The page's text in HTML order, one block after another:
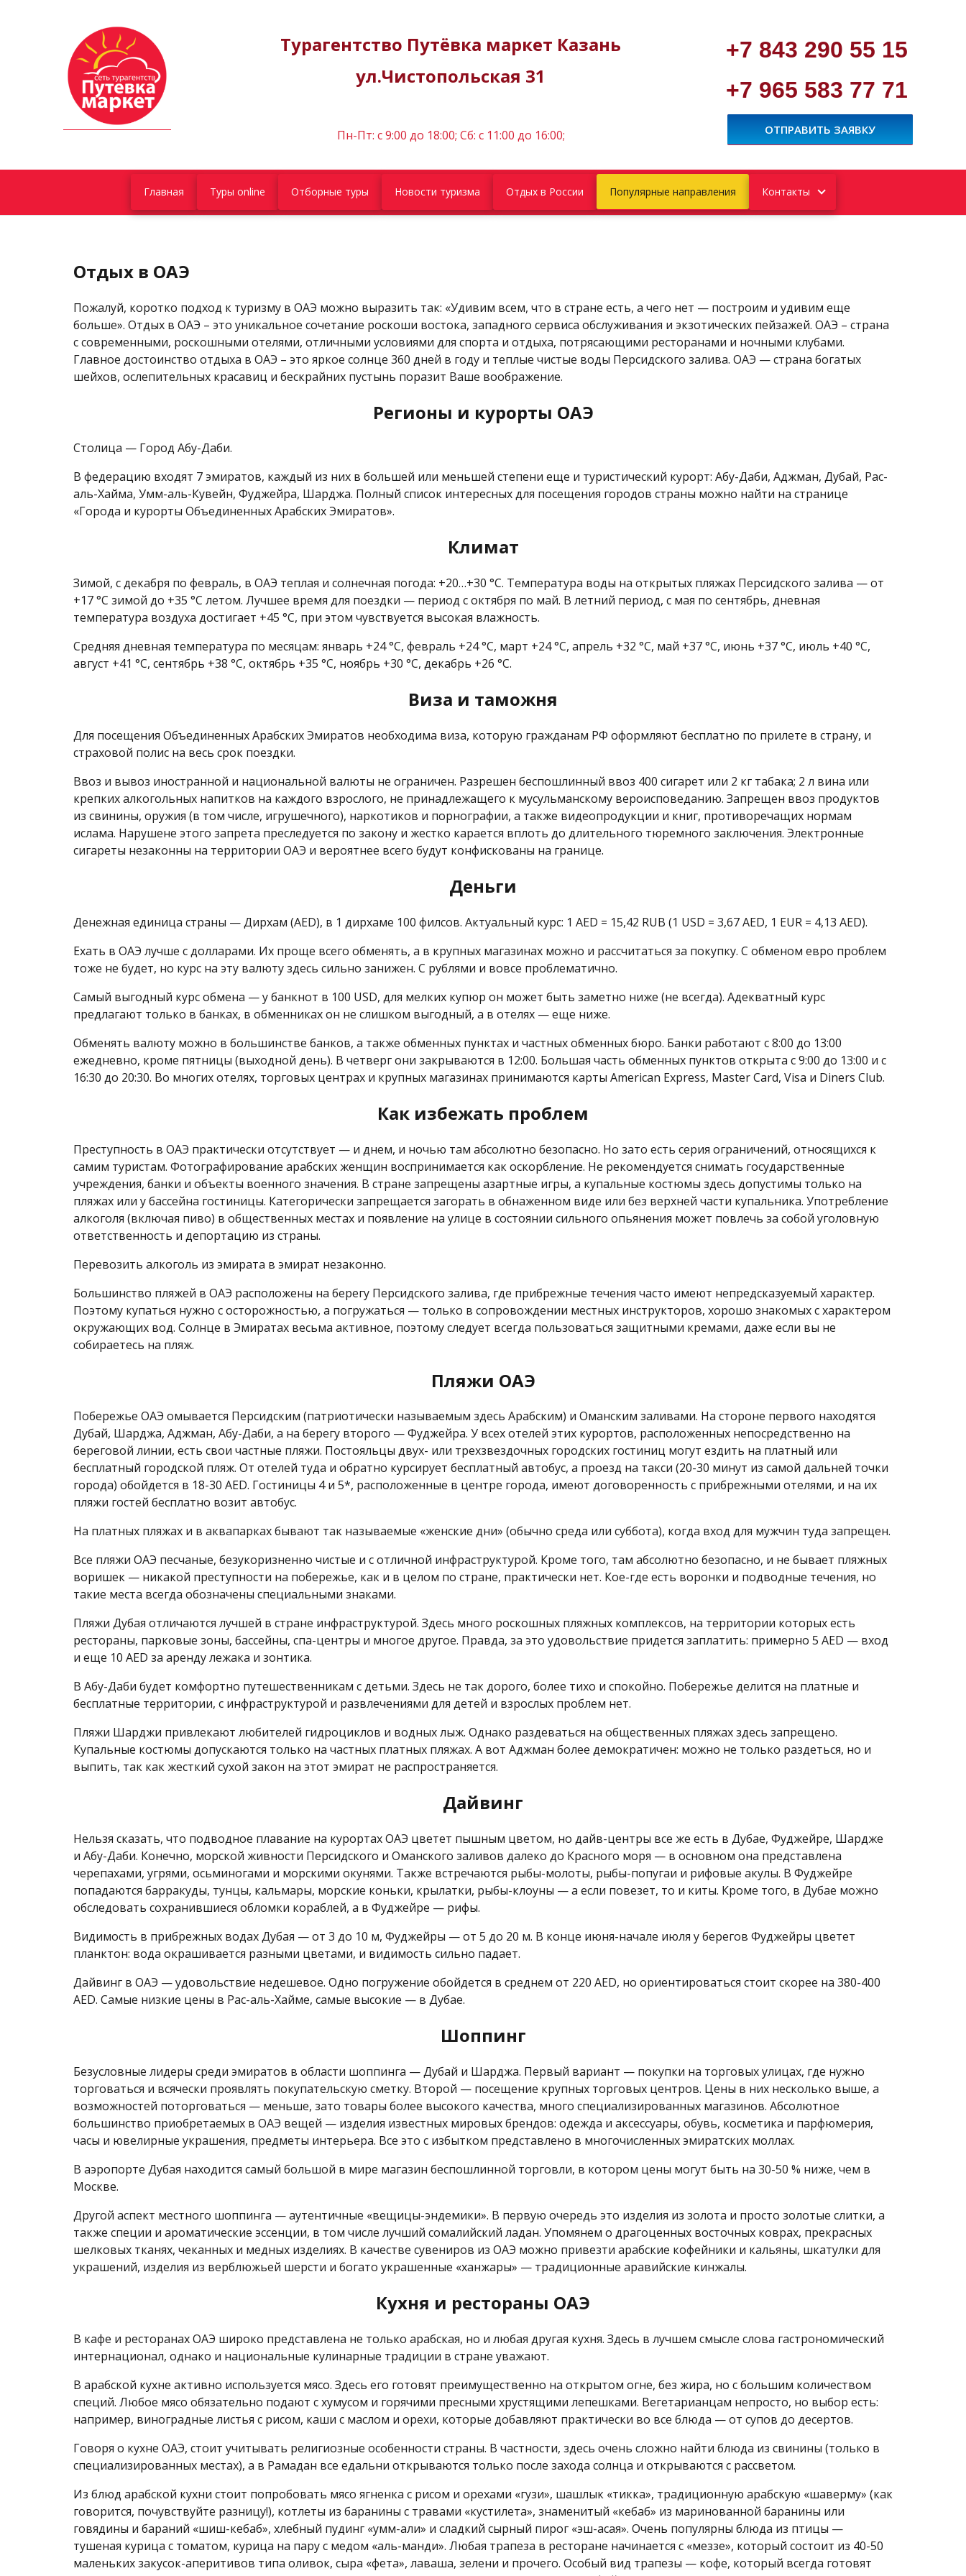
Турагентство Путёвка маркет Казань
ул.Чистопольская 31
Пн-Пт: c 9:00 до 18:00; Сб: с 11:00 до 16:00;
+7 843 290 55 15
+7 965 583 77 71
ОТПРАВИТЬ ЗАЯВКУ
Главная Туры online Отборные туры Новости туризма Отдых в России Популярные направления Контакты
Отдых в ОАЭ
Пожалуй, коротко подход к туризму в ОАЭ можно выразить так: «Удивим всем, что в стране есть, а чего нет — построим и удивим еще
больше». Отдых в ОАЭ – это уникальное сочетание роскоши востока, западного сервиса обслуживания и экзотических пейзажей. ОАЭ – страна
с современными, роскошными отелями, отличными условиями для спорта и отдыха, потрясающими ресторанами и ночными клубами.
Главное достоинство отдыха в ОАЭ – это яркое солнце 360 дней в году и теплые чистые воды Персидского залива. ОАЭ — страна богатых
шейхов, ослепительных красавиц и бескрайних пустынь поразит Ваше воображение.
Регионы и курорты ОАЭ
Столица — Город Абу-Даби.
В федерацию входят 7 эмиратов, каждый из них в большей или меньшей степени еще и туристический курорт: Абу-Даби, Аджман, Дубай, Рас-
аль-Хайма, Умм-аль-Кувейн, Фуджейра, Шарджа. Полный список интересных для посещения городов страны можно найти на странице
«Города и курорты Объединенных Арабских Эмиратов».
Климат
Зимой, с декабря по февраль, в ОАЭ теплая и солнечная погода: +20…+30 °C. Температура воды на открытых пляжах Персидского залива — от
+17 °C зимой до +35 °C летом. Лучшее время для поездки — период с октября по май. В летний период, с мая по сентябрь, дневная
температура воздуха достигает +45 °C, при этом чувствуется высокая влажность.
Средняя дневная температура по месяцам: январь +24 °C, февраль +24 °C, март +24 °C, апрель +32 °C, май +37 °C, июнь +37 °C, июль +40 °C,
август +41 °C, сентябрь +38 °C, октябрь +35 °C, ноябрь +30 °C, декабрь +26 °C.
Виза и таможня
Для посещения Объединенных Арабских Эмиратов необходима виза, которую гражданам РФ оформляют бесплатно по прилете в страну, и
страховой полис на весь срок поездки.
Ввоз и вывоз иностранной и национальной валюты не ограничен. Разрешен беспошлинный ввоз 400 сигарет или 2 кг табака; 2 л вина или
крепких алкогольных напитков на каждого взрослого, не принадлежащего к мусульманскому вероисповеданию. Запрещен ввоз продуктов
из свинины, оружия (в том числе, игрушечного), наркотиков и порнографии, а также видеопродукции и книг, противоречащих нормам
ислама. Нарушене этого запрета преследуется по закону и жестко карается вплоть до длительного тюремного заключения. Электронные
сигареты незаконны на территории ОАЭ и вероятнее всего будут конфискованы на границе.
Деньги
Денежная единица страны — Дирхам (AED), в 1 дирхаме 100 филсов. Актуальный курс: 1 AED = 15,42 RUB (1 USD = 3,67 AED, 1 EUR = 4,13 AED).
Ехать в ОАЭ лучше с долларами. Их проще всего обменять, а в крупных магазинах можно и рассчитаться за покупку. С обменом евро проблем
тоже не будет, но курс на эту валюту здесь сильно занижен. С рублями и вовсе проблематично.
Самый выгодный курс обмена — у банкнот в 100 USD, для мелких купюр он может быть заметно ниже (не всегда). Адекватный курс
предлагают только в банках, в обменниках он не слишком выгодный, а в отелях — еще ниже.
Обменять валюту можно в большинстве банков, а также обменных пунктах и частных обменных бюро. Банки работают с 8:00 до 13:00
ежедневно, кроме пятницы (выходной день). В четверг они закрываются в 12:00. Большая часть обменных пунктов открыта с 9:00 до 13:00 и с
16:30 до 20:30. Во многих отелях, торговых центрах и крупных магазинах принимаются карты American Express, Master Сard, Visa и Diners Club.
Как избежать проблем
Преступность в ОАЭ практически отсутствует — и днем, и ночью там абсолютно безопасно. Но зато есть серия ограничений, относящихся к
самим туристам. Фотографирование арабских женщин воспринимается как оскорбление. Не рекомендуется снимать государственные
учреждения, банки и объекты военного значения. В стране запрещены азартные игры, а купальные костюмы здесь допустимы только на
пляжах или у бассейна гостиницы. Категорически запрещается загорать в обнаженном виде или без верхней части купальника. Употребление
алкоголя (включая пиво) в общественных местах и появление на улице в состоянии сильного опьянения может повлечь за собой уголовную
ответственность и депортацию из страны.
Перевозить алкоголь из эмирата в эмират незаконно.
Большинство пляжей в ОАЭ расположены на берегу Персидского залива, где прибрежные течения часто имеют непредсказуемый характер.
Поэтому купаться нужно с осторожностью, а погружаться — только в сопровождении местных инструкторов, хорошо знакомых с характером
окружающих вод. Солнце в Эмиратах весьма активное, поэтому следует всегда пользоваться защитными кремами, даже если вы не
собираетесь на пляж.
Пляжи ОАЭ
Побережье ОАЭ омывается Персидским (патриотически называемым здесь Арабским) и Оманским заливами. На стороне первого находятся
Дубай, Шарджа, Аджман, Абу-Даби, а на берегу второго — Фуджейра. У всех отелей этих курортов, расположенных непосредственно на
береговой линии, есть свои частные пляжи. Постояльцы двух- или трехзвездочных городских гостиниц могут ездить на платный или
бесплатный городской пляж. От отелей туда и обратно курсирует бесплатный автобус, а проезд на такси (20-30 минут из самой дальней точки
города) обойдется в 18-30 AED. Гостиницы 4 и 5*, расположенные в центре города, имеют договоренность с прибрежными отелями, и на их
пляжи гостей бесплатно возит автобус.
На платных пляжах и в аквапарках бывают так называемые «женские дни» (обычно среда или суббота), когда вход для мужчин туда запрещен.
Все пляжи ОАЭ песчаные, безукоризненно чистые и с отличной инфраструктурой. Кроме того, там абсолютно безопасно, и не бывает пляжных
воришек — никакой преступности на побережье, как и в целом по стране, практически нет. Кое-где есть воронки и подводные течения, но
такие места всегда обозначены специальными знаками.
Пляжи Дубая отличаются лучшей в стране инфраструктурой. Здесь много роскошных пляжных комплексов, на территории которых есть
рестораны, парковые зоны, бассейны, спа-центры и многое другое. Правда, за это удовольствие придется заплатить: примерно 5 AED — вход
и еще 10 AED за аренду лежака и зонтика.
В Абу-Даби будет комфортно путешественникам с детьми. Здесь не так дорого, более тихо и спокойно. Побережье делится на платные и
бесплатные территории, с инфраструктурой и развлечениями для детей и взрослых проблем нет.
Пляжи Шарджи привлекают любителей гидроциклов и водных лыж. Однако раздеваться на общественных пляжах здесь запрещено.
Купальные костюмы допускаются только на частных платных пляжах. А вот Аджман более демократичен: можно не только раздеться, но и
выпить, так как жесткий сухой закон на этот эмират не распространяется.
Дайвинг
Нельзя сказать, что подводное плавание на курортах ОАЭ цветет пышным цветом, но дайв-центры все же есть в Дубае, Фуджейре, Шардже
и Абу-Даби. Конечно, морской живности Персидского и Оманского заливов далеко до Красного моря — в основном она представлена
черепахами, угрями, осьминогами и морскими окунями. Также встречаются рыбы-молоты, рыбы-попугаи и рифовые акулы. В Фуджейре
попадаются барракуды, тунцы, кальмары, морские коньки, крылатки, рыбы-клоуны — а если повезет, то и киты. Кроме того, в Дубае можно
обследовать сохранившиеся обломки кораблей, а в Фуджейре — рифы.
Видимость в прибрежных водах Дубая — от 3 до 10 м, Фуджейры — от 5 до 20 м. В конце июня-начале июля у берегов Фуджейры цветет
планктон: вода окрашивается разными цветами, и видимость сильно падает.
Дайвинг в ОАЭ — удовольствие недешевое. Одно погружение обойдется в среднем от 220 AED, но ориентироваться стоит скорее на 380-400
AED. Самые низкие цены в Рас-аль-Хайме, самые высокие — в Дубае.
Шоппинг
Безусловные лидеры среди эмиратов в области шоппинга — Дубай и Шарджа. Первый вариант — покупки на торговых улицах, где нужно
торговаться и всячески проявлять покупательскую сметку. Второй — посещение крупных торговых центров. Цены в них несколько выше, а
возможностей поторговаться — меньше, зато товары более высокого качества, много специализированных магазинов. Абсолютное
большинство приобретаемых в ОАЭ вещей — изделия известных мировых брендов: одежда и аксессуары, обувь, косметика и парфюмерия,
часы и ювелирные украшения, предметы интерьера. Все это с избытком представлено в многочисленных эмиратских моллах.
В аэропорте Дубая находится самый большой в мире магазин беспошлинной торговли, в котором цены могут быть на 30-50 % ниже, чем в
Москве.
Другой аспект местного шоппинга — аутентичные «вещицы-эндемики». В первую очередь это изделия из золота и просто золотые слитки, а
также специи и ароматические эссенции, в том числе лучший сомалийский ладан. Упомянем о драгоценных восточных коврах, прекрасных
шелковых тканях, чеканных и медных изделиях. В качестве сувениров из ОАЭ можно привезти арабские кофейники и кальяны, шкатулки для
украшений, изделия из верблюжьей шерсти и богато украшенные «ханжары» — традиционные аравийские кинжалы.
Кухня и рестораны ОАЭ
В кафе и ресторанах ОАЭ широко представлена не только арабская, но и любая другая кухня. Здесь в лучшем смысле слова гастрономический
интернационал, однако и национальные кулинарные традиции в стране уважают.
В арабской кухне активно используется мясо. Здесь его готовят преимущественно на открытом огне, без жира, но с большим количеством
специй. Любое мясо обязательно подают с хумусом и горячими пресными хрустящими лепешками. Вегетарианцам непросто, но выбор есть:
например, виноградные листья с рисом, каши с маслом и орехи, которые добавляют практически во все блюда — от супов до десертов.
Говоря о кухне ОАЭ, стоит учитывать религиозные особенности страны. В частности, здесь очень сложно найти блюда из свинины (только в
специализированных местах), а в Рамадан все едальни открываются только после захода солнца и открываются с рассветом.
Из блюд арабской кухни стоит попробовать мясо ягненка с рисом и орехами «гузи», шашлык «тикка», традиционную арабскую «шаверму» (как
говорится, почувствуйте разницу!), котлеты из баранины с травами «кустилета», знаменитый «кебаб» из маринованной баранины или
говядины и бараний «шиш-кебаб», хлебный пудинг «умм-али» и сладкий сырный пирог «эш-асая». Очень популярны блюда из птицы —
тушеная курица с томатом, курица на пару с медом «аль-манди». Любая трапеза в ресторане начинается с «меззе», который состоит из 40-50
маленьких закусок-аперитивов типа оливок, сыра «фета», лаваша, зелени и прочего. Особый вид трапезы — кофе, который всегда готовят